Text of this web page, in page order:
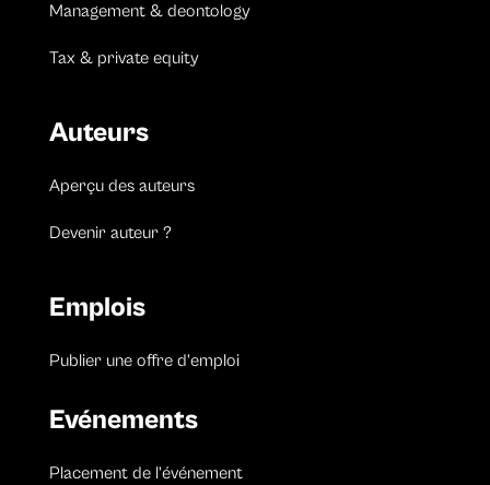
Management & deontology
Tax & private equity
Auteurs
Aperçu des auteurs
Devenir auteur ?
Emplois
Publier une offre d’emploi
Evénements
Placement de l’événement